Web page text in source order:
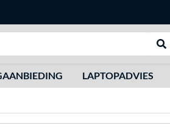
LAPTOPADVIES